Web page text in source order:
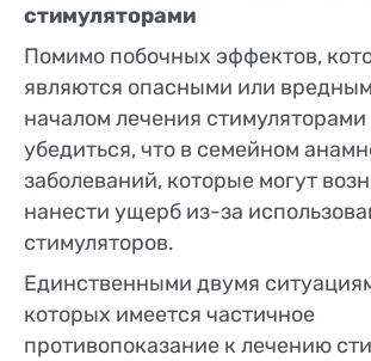
стимуляторами
Помимо побочных эффектов,
являются опасными или
началом лечения
убедиться, что в семейном
заболеваний, которые могут
нанести ущерб из-за
стимуляторов.
Единственными двумя
которых имеется частичное
противопоказание к лечению